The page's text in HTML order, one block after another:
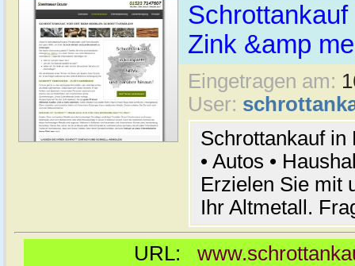
Schrottankauf
Zink &amp
Eingetragen am:
User:
Schrottankauf in
• Autos •
Erzielen Sie mit
Ihr Altmetall.
URL: